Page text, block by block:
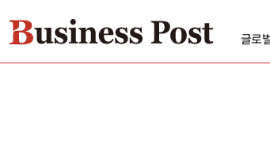
글로